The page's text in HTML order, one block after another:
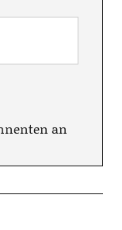
an